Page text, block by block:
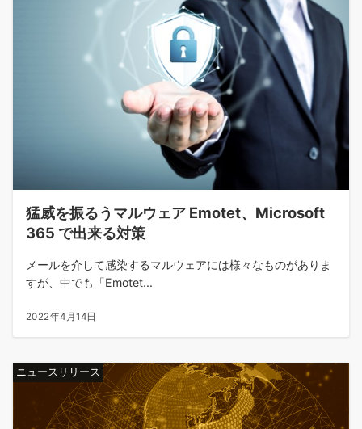
猛威を振るうマルウェア Emotet、Microsoft
365 で出来る対策
メールを介して感染するマルウェアには様々なものがありま
すが、中でも「Emotet...
2022年4月14日
ニュースリリース